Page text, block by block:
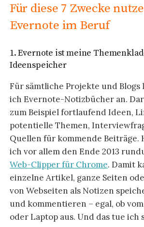
Für diese 7 Zwecke
Evernote im Beruf
1. Evernote ist meine
Ideenspeicher
Für sämtliche Projekte und Blogs
ich Evernote-Notizbücher an.
zum Beispiel fortlaufend Ideen,
potentielle Themen,
Quellen für kommende Beiträge.
ich vor allem den Ende 2013
Web-Clipper für Chrome. Damit
einzelne Artikel, ganze Seiten
von Webseiten als Notizen
und kommentieren – egal, ob
oder Laptop aus. Und das tue ich